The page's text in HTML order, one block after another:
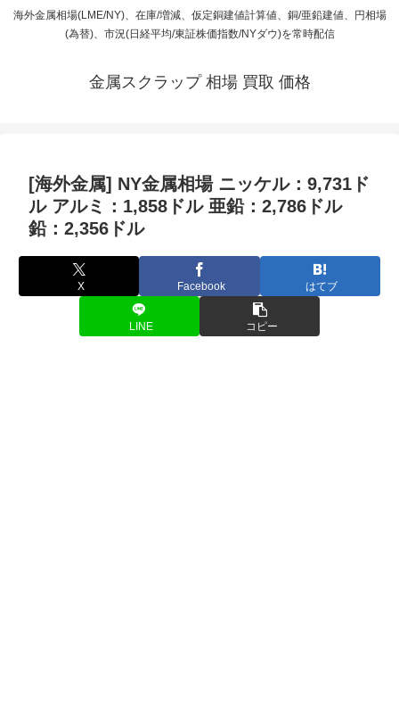
海外金属相場(LME/NY)、在庫/増減、仮定銅建値計算値、銅/亜鉛建値、円相場
(為替)、市況(日経平均/東証株価指数/NYダウ)を常時配信
金属スクラップ 相場 買取 価格
[海外金属] NY金属相場 ニッケル：9,731ド
ル アルミ：1,858ドル 亜鉛：2,786ドル
鉛：2,356ドル
X Facebook はてブ
LINE コピー